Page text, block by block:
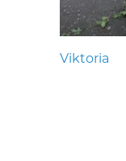
Viktoria